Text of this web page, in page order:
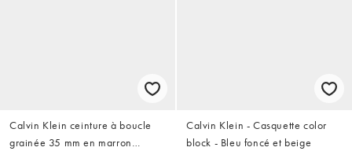
Calvin Klein ceinture à boucle
grainée 35 mm en marron
Calvin Klein - Casquette color
block - Bleu foncé et beige